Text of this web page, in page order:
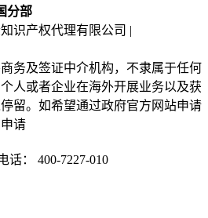
分部
识产权代理有限公司 |
务及签证中介机构，不隶属于任何
人或者企业在海外开展业务以及获
留。如希望通过政府官方网站申请
请
话： 400-7227-010